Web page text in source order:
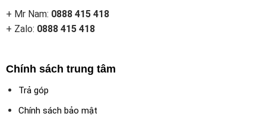
+ Mr Nam: 0888 415 418
+ Zalo: 0888 415 418
Chính sách trung tâm
Trả góp
Chính sách bảo mật